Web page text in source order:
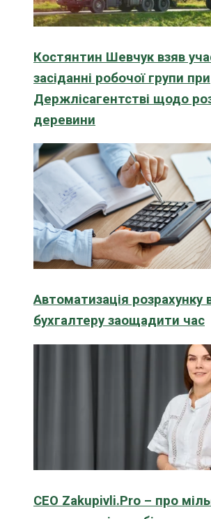
Костянтин Шевчук взяв
засіданні робочої групи при
Держлісагентстві щодо
деревини
Автоматизація розрахунку
бухгалтеру заощадити час
CEO Zakupivli.Pro – про